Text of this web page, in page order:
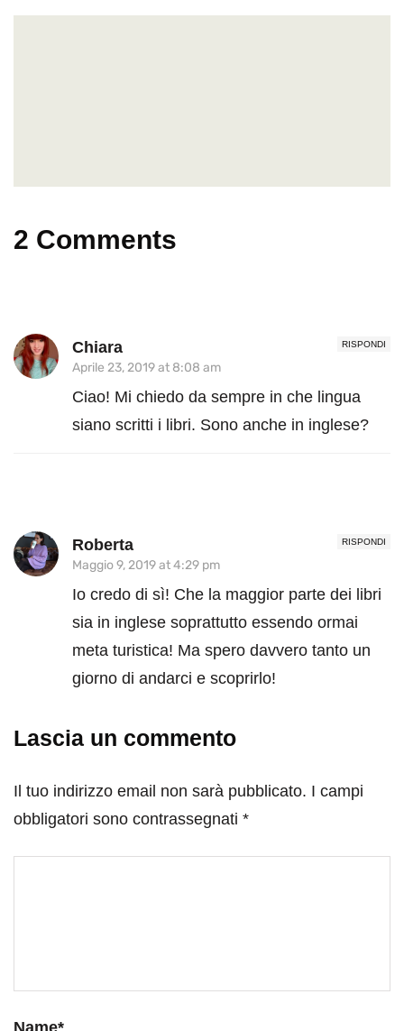
2 Comments
RISPONDI
Chiara
Aprile 23, 2019 at 8:08 am
Ciao! Mi chiedo da sempre in che lingua
siano scritti i libri. Sono anche in inglese?
RISPONDI
Roberta
Maggio 9, 2019 at 4:29 pm
Io credo di sì! Che la maggior parte dei libri
sia in inglese soprattutto essendo ormai
meta turistica! Ma spero davvero tanto un
giorno di andarci e scoprirlo!
Lascia un commento
Il tuo indirizzo email non sarà pubblicato. I campi
obbligatori sono contrassegnati *